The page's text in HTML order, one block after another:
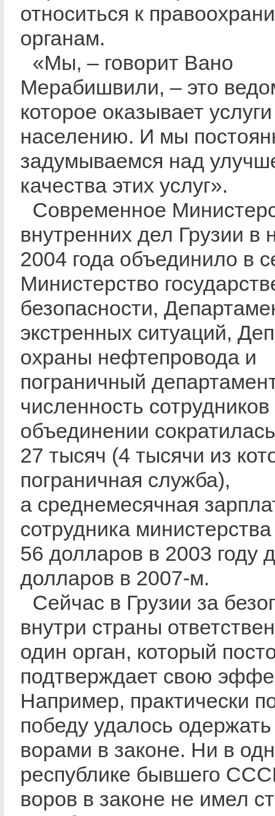
относиться к
органам.
«Мы, – говорит Вано
Мерабишвили, – это
которое оказывает услуги
населению. И мы
задумываемся над
качества этих услуг».
Современное
внутренних дел Грузии в
2004 года объединило в
Министерство
безопасности,
экстренных ситуаций,
охраны нефтепровода и
пограничный
численность
объединении
27 тысяч (4 тысячи из
пограничная служба),
а среднемесячная
сотрудника
56 долларов в 2003 году
долларов в 2007-м.
Сейчас в Грузии за
внутри страны
один орган, который
подтверждает свою
Например, практически
победу удалось
ворами в законе. Ни в
республике бывшего
воров в законе не имел